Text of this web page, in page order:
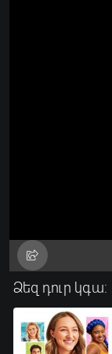
Ձեզ դուր կգա: